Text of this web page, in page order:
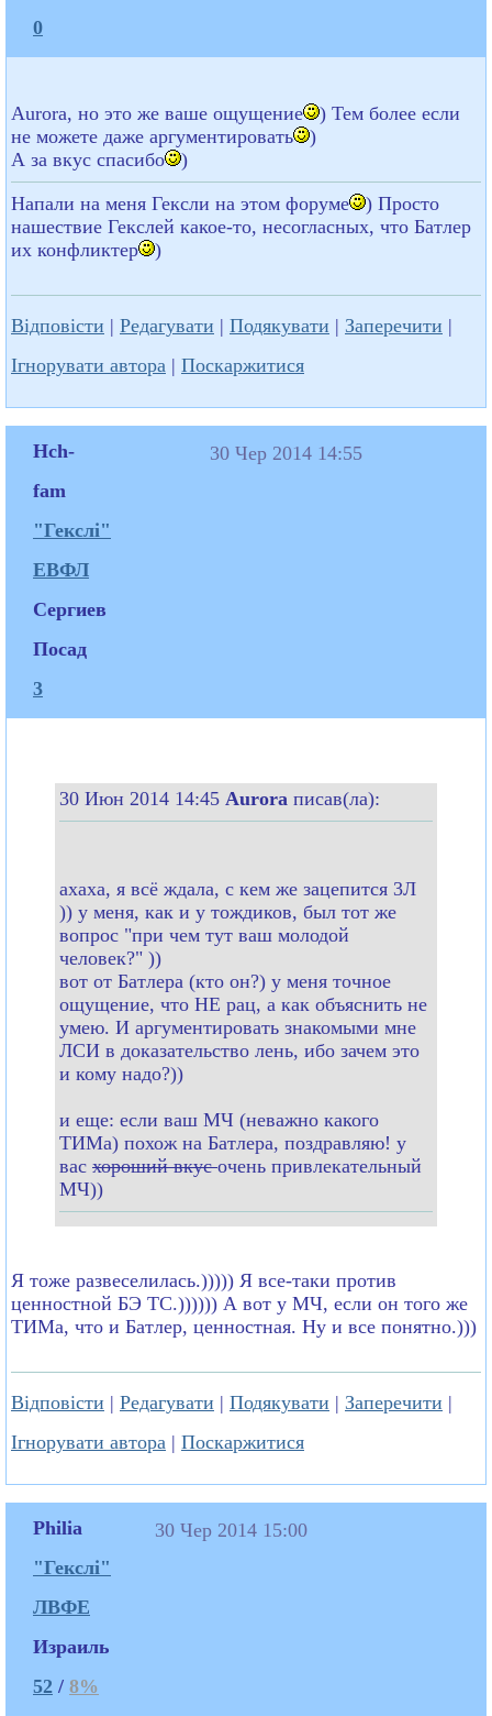
0
Aurora, но это же ваше ощущение
) Тем более если
не можете даже аргументировать
)
А за вкус спасибо
)
Напали на меня Гексли на этом форуме
) Просто
нашествие Гекслей какое-то, несогласных, что Батлер
их конфликтер
)
Відповісти | Редагувати | Подякувати | Заперечити |
Ігнорувати автора | Поскаржитися
Hch-
fam
"Гекслі"
ЕВФЛ
Сергиев
Посад
3
30 Чер 2014 14:55
30 Июн 2014 14:45 Aurora писав(ла):
ахаха, я всё ждала, с кем же зацепится 3Л
)) у меня, как и у тождиков, был тот же
вопрос "при чем тут ваш молодой
человек?" ))
вот от Батлера (кто он?) у меня точное
ощущение, что НЕ рац, а как объяснить не
умею. И аргументировать знакомыми мне
ЛСИ в доказательство лень, ибо зачем это
и кому надо?))
и еще: если ваш МЧ (неважно какого
ТИМа) похож на Батлера, поздравляю! у
вас хороший вкусочень привлекательный
МЧ))
Я тоже развеселилась.))))) Я все-таки против
ценностной БЭ ТС.)))))) А вот у МЧ, если он того же
ТИМа, что и Батлер, ценностная. Ну и все понятно.)))
Відповісти | Редагувати | Подякувати | Заперечити |
Ігнорувати автора | Поскаржитися
Philia
"Гекслі"
ЛВФЕ
Израиль
52 / 8%
30 Чер 2014 15:00